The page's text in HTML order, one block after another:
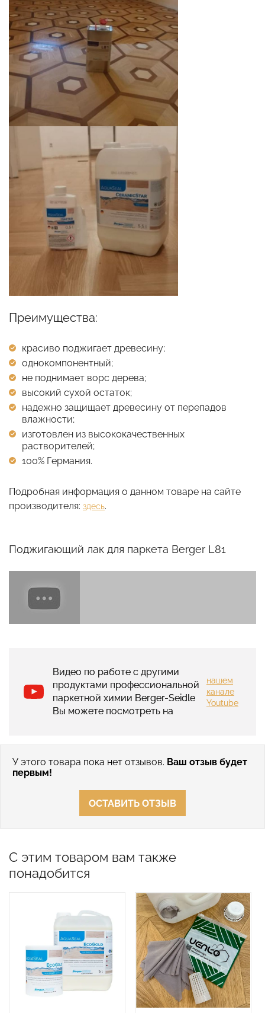
Преимущества:
красиво поджигает древесину;
однокомпонентный;
не поднимает ворс дерева;
высокий сухой остаток;
надежно защищает древесину от перепадов
влажности;
изготовлен из высококачественных
растворителей;
100% Германия.
Подробная информация о данном товаре на сайте
производителя: здесь.
Поджигающий лак для паркета Berger L81
Видео по работе с другими
продуктами профессиональной
паркетной химии Berger-Seidle
Вы можете посмотреть на
нашем
канале
Youtube
У этого товара пока нет отзывов. Ваш отзыв будет
первым!
ОСТАВИТЬ ОТЗЫВ
С этим товаром вам также
понадобится